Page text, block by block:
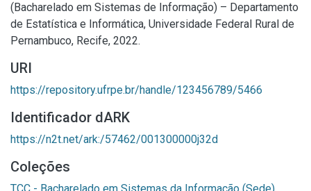
(Bacharelado em Sistemas de Informação) – Departamento
de Estatística e Informática, Universidade Federal Rural de
Pernambuco, Recife, 2022.
URI
https://repository.ufrpe.br/handle/123456789/5466
Identificador dARK
https://n2t.net/ark:/57462/001300000j32d
Coleções